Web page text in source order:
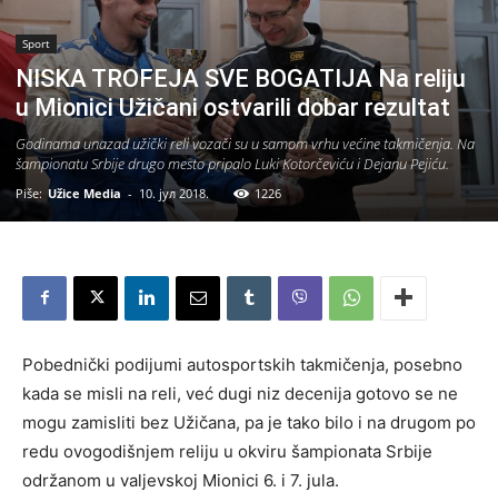
Sport
NISKA TROFEJA SVE BOGATIJA Na reliju
u Mionici Užičani ostvarili dobar rezultat
Godinama unazad užički reli vozači su u samom vrhu većine takmičenja. Na
šampionatu Srbije drugo mesto pripalo Luki Kotorčeviću i Dejanu Pejiću.
Piše: Užice Media - 10. јул 2018. 1226
Pobednički podijumi autosportskih takmičenja, posebno
kada se misli na reli, već dugi niz decenija gotovo se ne
mogu zamisliti bez Užičana, pa je tako bilo i na drugom po
redu ovogodišnjem reliju u okviru šampionata Srbije
održanom u valjevskoj Mionici 6. i 7. jula.